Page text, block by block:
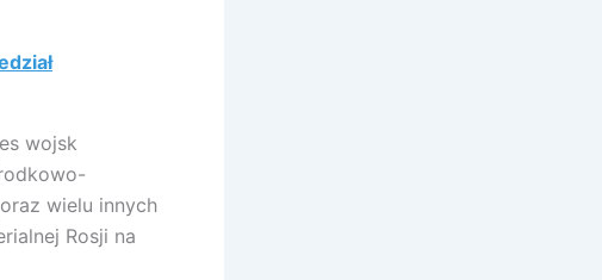
wojsk
wielu innych
Rosji na